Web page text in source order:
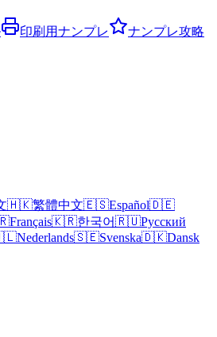
印刷用ナンプレ
ナンプレ攻略
🇭🇰繁體中文🇪🇸Español🇩🇪
Français🇰🇷한국어🇷🇺Русский
Nederlands🇸🇪Svenska🇩🇰Dansk